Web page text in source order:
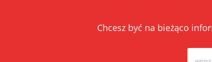
Chcesz być na bieżąco